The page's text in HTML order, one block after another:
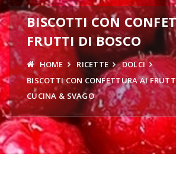
BISCOTTI CON
FRUTTI DI BOSCO
HOME RICETTE
DOLCI
BISCOTTI CON CONFETTURA AI
CUCINA & SVAGO